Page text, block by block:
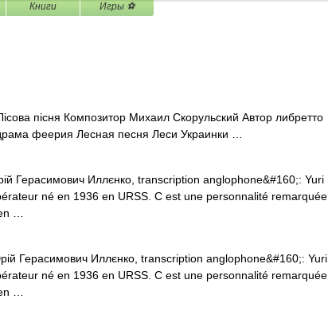
Книги Игры ⚽
пiсня Композитор Михаил Скорульский Автор либретто
феерия Лесная песня Леси Украинки …
Герасимович Иллєнко, transcription anglophone&#160;: Yuri
né en 1936 en URSS. C est une personnalité remarquée
…
Герасимович Иллєнко, transcription anglophone&#160;: Yuri
né en 1936 en URSS. C est une personnalité remarquée
…